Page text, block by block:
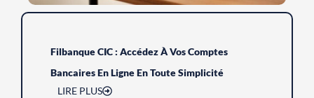
Filbanque CIC : Accédez À Vos Comptes
Bancaires En Ligne En Toute Simplicité
LIRE PLUS